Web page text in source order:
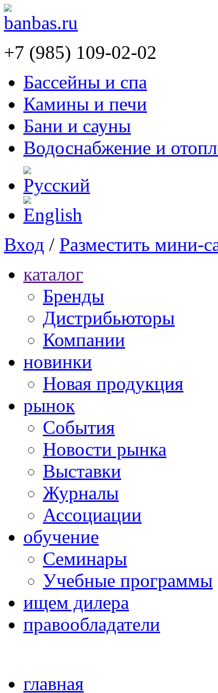
+7 (985) 109-02-02
Бассейны и спа
Камины и печи
Бани и сауны
Водоснабжение и
Вход / Разместить мини-
каталог
Бренды
Дистрибьюторы
Компании
новинки
Новая продукция
рынок
Cобытия
Новости рынка
Выставки
Журналы
Ассоциации
обучение
Семинары
Учебные программы
ищем дилера
правообладатели
главная